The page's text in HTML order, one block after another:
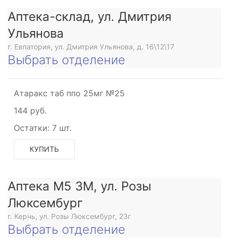
Аптека-склад, ул. Дмитрия
Ульянова
г. Евпатория, ул. Дмитрия Ульянова, д. 16\12\17
Выбрать отделение
Атаракс таб ппо 25мг №25
144 руб.
Остатки: 7 шт.
КУПИТЬ
Аптека М5 3М, ул. Розы
Люксембург
г. Керчь, ул. Розы Люксембург, 23г
Выбрать отделение